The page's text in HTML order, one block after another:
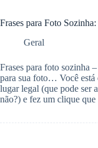
Frases para Foto
Geral
Frases para foto sozinha
para sua foto… Você está
lugar legal (que pode ser
não?) e fez um clique